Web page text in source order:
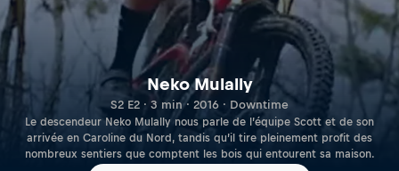
Neko Mulally
S2 E2 · 3 min · 2016 · Downtime
Le descendeur Neko Mulally nous parle de l’équipe Scott et de son
arrivée en Caroline du Nord, tandis qu’il tire pleinement profit des
nombreux sentiers que comptent les bois qui entourent sa maison.